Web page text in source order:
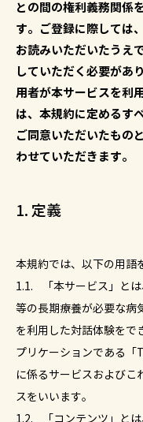
との間の権利義務関係
す。ご登録に際しては
お読みいただいたうえ
していただく必要があ
用者が本サービスを利
は、本規約に定めるす
ご同意いただいたもの
わせていただきます。
1. 定義
本規約では、以下の用語
1.1. 「本サービス」とは
等の長期療養が必要な病
を利用した対話体験をで
プリケーションである「
に係るサービスおよびこ
スをいいます。
1.2. 「コンテンツ」と